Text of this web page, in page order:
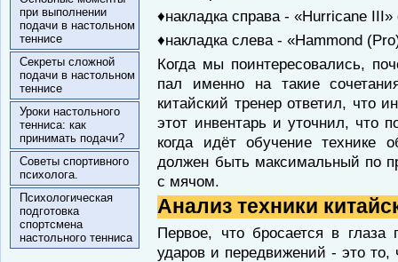
при выполнении
подачи в настольном
теннисе
Секреты сложной
подачи в настольном
теннисе
Уроки настольного
тенниса: как
принимать подачи?
Советы спортивного
психолога.
Психологическая
подготовка
спортсмена
настольного тенниса
♦накладка справа - «Hurricane
♦накладка слева - «Hammond
Когда мы поинтересовались,
пал именно на такие
китайский тренер ответил, что
этот инвентарь и уточнил, что
когда идёт обучение технике
должен быть максимальный по
с мячом.
Анализ техники
Первое, что бросается в глаза
ударов и передвижений - это то,